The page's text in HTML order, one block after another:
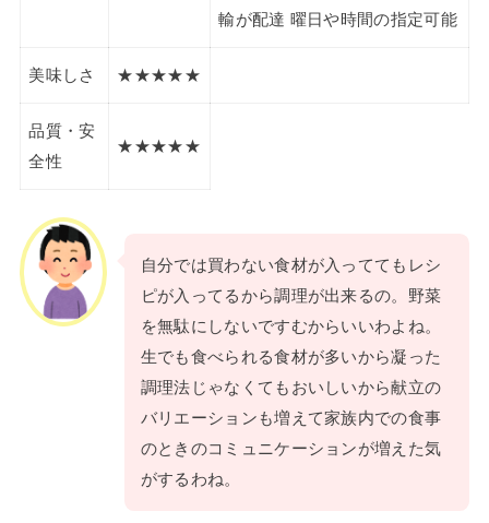
輸が配達 曜日や時間の指定可能
美味しさ ★★★★★
品質・安
全性
★★★★★
自分では買わない食材が入っててもレシ
ピが入ってるから調理が出来るの。野菜
を無駄にしないですむからいいわよね。
生でも食べられる食材が多いから凝った
調理法じゃなくてもおいしいから献立の
バリエーションも増えて家族内での食事
のときのコミュニケーションが増えた気
がするわね。